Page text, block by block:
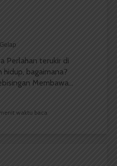
Perlahan terukir di
bagaimana?
Membawa...
waktu baca